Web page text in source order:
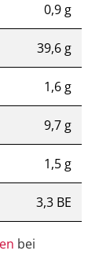
0,9 g
39,6 g
1,6 g
9,7 g
1,5 g
3,3 BE
bei